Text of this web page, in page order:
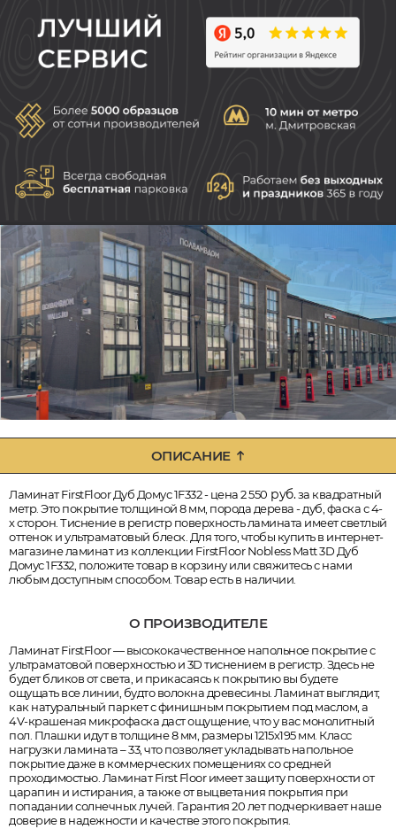
ОПИСАНИЕ
Ламинат FirstFloor Дуб Домус 1F332 - цена 2 550 руб.за квадратный
метр. Это покрытие толщиной 8 мм, порода дерева - дуб, фаска с 4-
х сторон. Тиснение в регистр поверхность ламината имеет светлый
оттенок и ультраматовый блеск. Для того, чтобы купить в интернет-
магазине ламинат из коллекции FirstFloor Nobless Matt 3D Дуб
Домус 1F332, положите товар в корзину или свяжитесь с нами
любым доступным способом. Товар есть в наличии.
О ПРОИЗВОДИТЕЛЕ
Ламинат FirstFloor — высококачественное напольное покрытие с
ультраматовой поверхностью и 3D тиснением в регистр. Здесь не
будет бликов от света, и прикасаясь к покрытию вы будете
ощущать все линии, будто волокна древесины. Ламинат выглядит,
как натуральный паркет с финишным покрытием под маслом, а
4V-крашеная микрофаска даст ощущение, что у вас монолитный
пол. Плашки идут в толщине 8 мм, размеры 1215х195 мм. Класс
нагрузки ламината – 33, что позволяет укладывать напольное
покрытие даже в коммерческих помещениях со средней
проходимостью. Ламинат First Floor имеет защиту поверхности от
царапин и истирания, а также от выцветания покрытия при
попадании солнечных лучей. Гарантия 20 лет подчеркивает наше
доверие в надежности и качестве этого покрытия.